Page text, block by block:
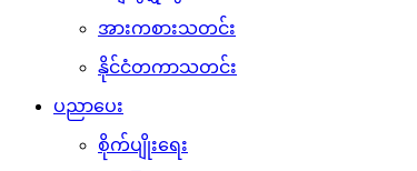
အားကစားသတင်း
နိုင်ငံတကာသတင်း
ပညာပေး
စိုက်ပျိုးရေး